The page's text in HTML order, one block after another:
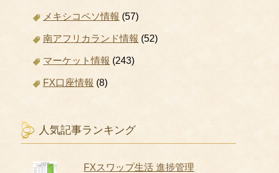
メキシコペソ情報 (57)
南アフリカランド情報 (52)
マーケット情報 (243)
FX口座情報 (8)
人気記事ランキング
FXスワップ生活 進捗管理